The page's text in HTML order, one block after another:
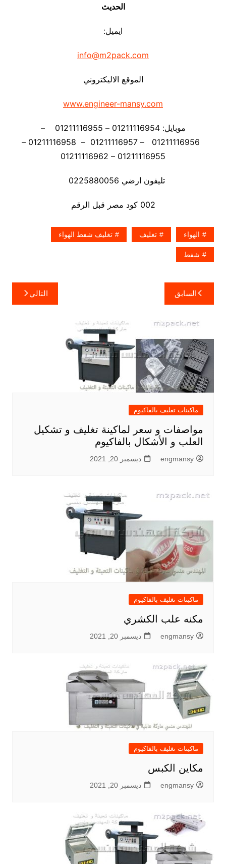
الحديث
ايميل:
info@m2pack.com
الموقع الاليكتروني
www.engineer-mansy.com
موبايل: 01211116954 – 01211116955 –
01211116956 – 01211116957 – 01211116958 –
01211116955 – 01211116962
تليفون ارضي 0225880056
002 كود مصر قبل الرقم
الهواء تغليف تغليف شفط الهواء
شفط
تصفّح
المقالات
السابق التالي
ماكينات تغليف بالفاكيوم
مواصفات و سعر لماكينة تغليف و تشكيل
العلب و الأشكال بالفاكيوم
engmansy ديسمبر 20, 2021
ماكينات تغليف بالفاكيوم
مكنه علب الكشري
engmansy ديسمبر 20, 2021
ماكينات تغليف بالفاكيوم
مكاين الكبس
engmansy ديسمبر 20, 2021